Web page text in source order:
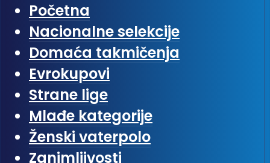
Početna
Nacionalne selekcije
Domaća takmičenja
Evrokupovi
Strane lige
Mlađe kategorije
Ženski vaterpolo
Zanimljivosti